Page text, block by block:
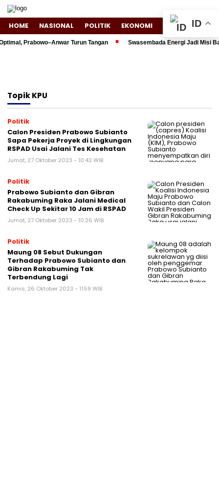
HOME NASIONAL POLITIK EKONOMI ENTERTAINMENT
Prabowo–Anwar Turun Tangan Swasembada Energi Jadi Misi
TopikKPU
Politik
Calon Presiden Prabowo Subianto
Sapa Pekerja Proyek di Lingkungan
RSPAD Usai Jalani Tes Kesehatan
Jumat, 27 Oktober 2023 - 10:42 WIB
Politik
Prabowo Subianto dan Gibran
Rakabuming Raka Jalani Medical
Check Up Sekitar 10 Jam di RSPAD
Jumat, 27 Oktober 2023 - 10:26 WIB
Politik
Maung 08 Sebut Dukungan
Terhadap Prabowo Subianto dan
Gibran Rakabuming Tak
Terbendung Lagi
Kamis, 26 Oktober 2023 - 11:59 WIB
ID